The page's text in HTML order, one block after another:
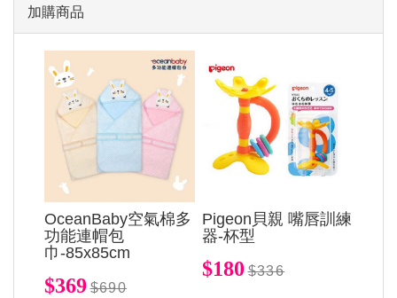
加購商品
OceanBaby空氣棉多
功能連帽包
巾-85x85cm
$369 $690
Pigeon貝親 嘴唇訓練
器-杯型
$180 $336